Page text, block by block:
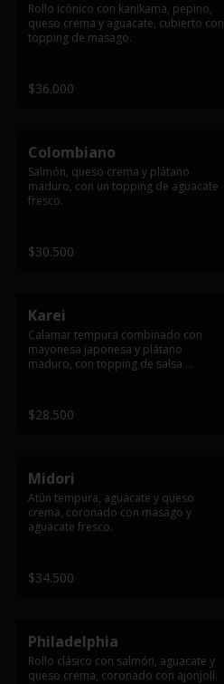
Rollo icónico con kanikama, pepino,
queso crema y aguacate, cubierto con
topping de masago.
$36.000
Colombiano
Salmón, queso crema y plátano
maduro, con un topping de aguacate
fresco.
$30.500
Karei
Calamar tempura combinado con
mayonesa japonesa y plátano
maduro, con topping de salsa
$28.500
Midori
Atún tempura, aguacate y queso
crema, coronado con masago y
aguacate fresco.
$34.500
Philadelphia
Rollo clásico con salmón, aguacate y
queso crema, coronado con ajonjolí.